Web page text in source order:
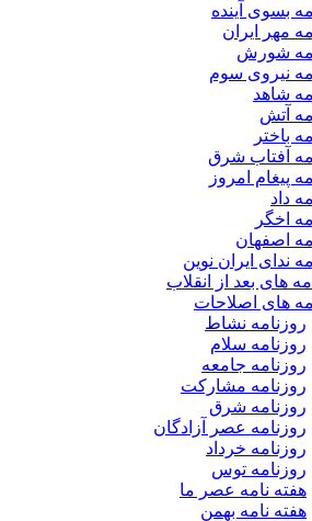
بسوی آینده
مهر ایران
شورش
نیروی سوم
شاهد
آتش
باختر
آفتاب شرق
پیغام امروز
داد
اخگر
اصفهان
ندای ایران نوین
های بعد از انقلاب
های اصلاحات
روزنامه نشاط
روزنامه سلام
روزنامه جامعه
روزنامه مشارکت
روزنامه شرق
روزنامه عصر آزادگان
روزنامه خرداد
روزنامه توس
هفته نامه عصر ما
هفته نامه بهمن